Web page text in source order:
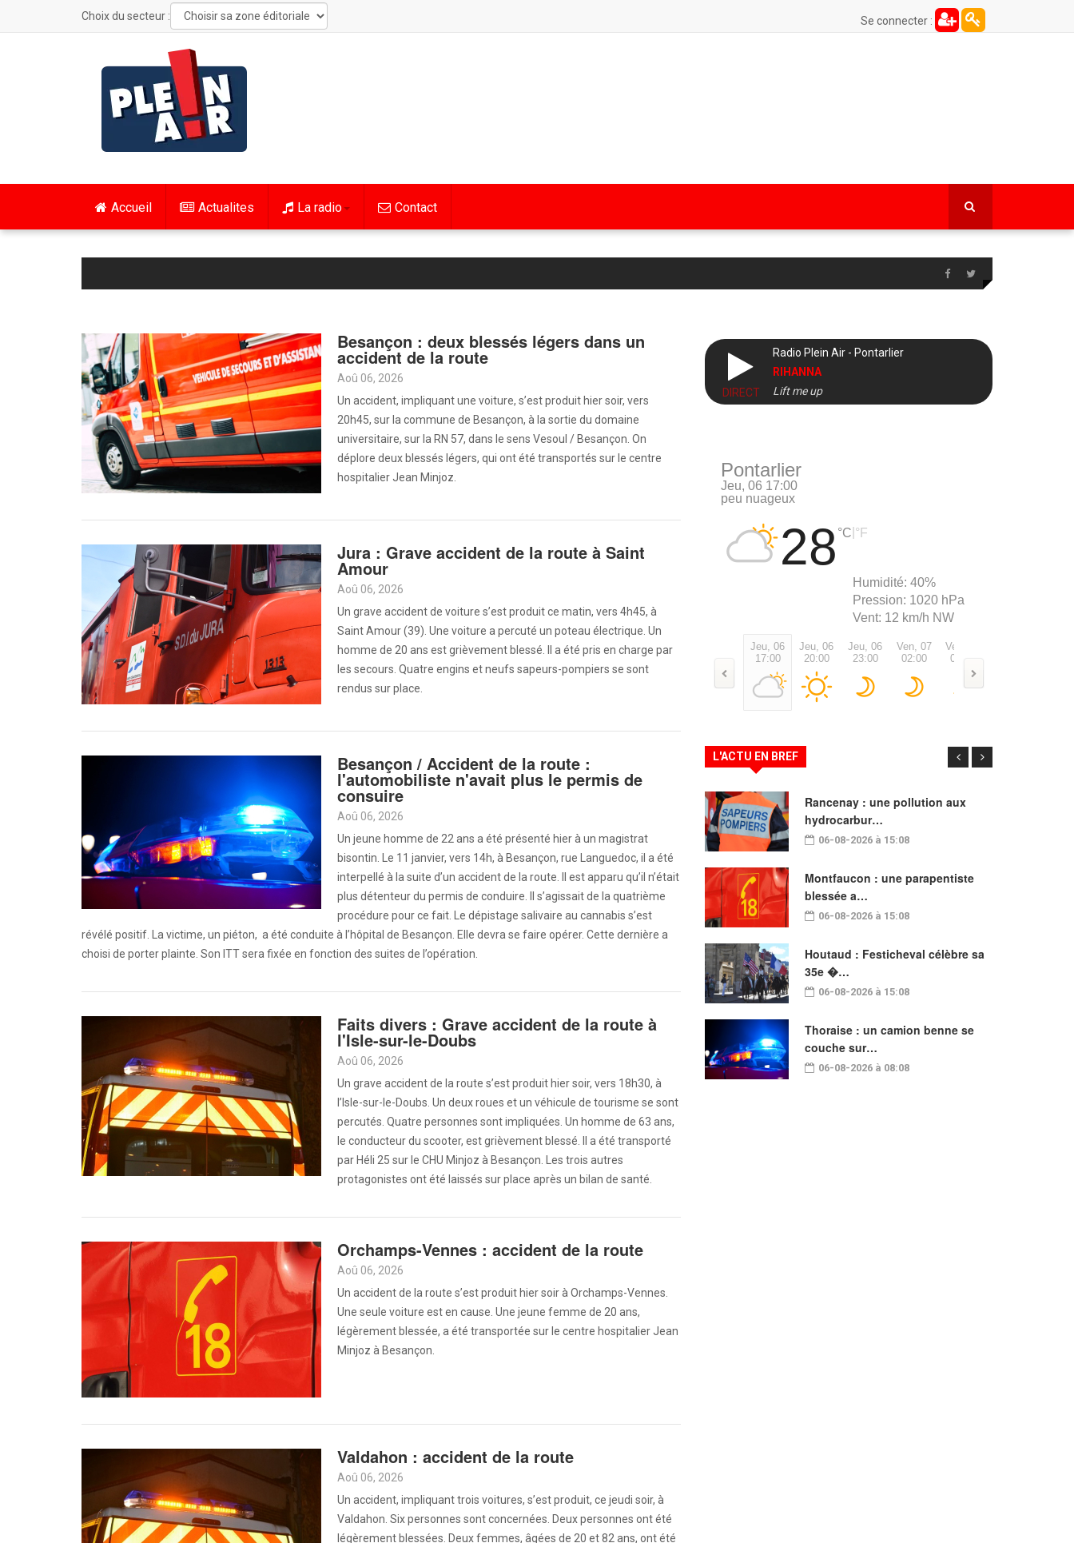
Choix du secteur : Se connecter :
Accueil Actualites La radio Contact
Besançon : deux blessés légers dans un
accident de la route
Aoû 06, 2026
Un accident, impliquant une voiture, s’est produit hier soir, vers
20h45, sur la commune de Besançon, à la sortie du domaine
universitaire, sur la RN 57, dans le sens Vesoul / Besançon. On
déplore deux blessés légers, qui ont été transportés sur le centre
hospitalier Jean Minjoz.
Jura : Grave accident de la route à Saint
Amour
Aoû 06, 2026
Un grave accident de voiture s’est produit ce matin, vers 4h45, à
Saint Amour (39). Une voiture a percuté un poteau électrique. Un
homme de 20 ans est grièvement blessé. Il a été pris en charge par
les secours. Quatre engins et neufs sapeurs-pompiers se sont
rendus sur place.
Besançon / Accident de la route :
l'automobiliste n'avait plus le permis de
consuire
Aoû 06, 2026
Un jeune homme de 22 ans a été présenté hier à un magistrat
bisontin. Le 11 janvier, vers 14h, à Besançon, rue Languedoc, il a été
interpellé à la suite d’un accident de la route. Il est apparu qu’il n’était
plus détenteur du permis de conduire. Il s’agissait de la quatrième
procédure pour ce fait. Le dépistage salivaire au cannabis s’est
révélé positif. La victime, un piéton, a été conduite à l’hôpital de Besançon. Elle devra se faire opérer. Cette dernière a
choisi de porter plainte. Son ITT sera fixée en fonction des suites de l’opération.
Faits divers : Grave accident de la route à
l'Isle-sur-le-Doubs
Aoû 06, 2026
Un grave accident de la route s’est produit hier soir, vers 18h30, à
l’Isle-sur-le-Doubs. Un deux roues et un véhicule de tourisme se sont
percutés. Quatre personnes sont impliquées. Un homme de 63 ans,
le conducteur du scooter, est grièvement blessé. Il a été transporté
par Héli 25 sur le CHU Minjoz à Besançon. Les trois autres
protagonistes ont été laissés sur place après un bilan de santé.
Orchamps-Vennes : accident de la route
Aoû 06, 2026
Un accident de la route s’est produit hier soir à Orchamps-Vennes.
Une seule voiture est en cause. Une jeune femme de 20 ans,
légèrement blessée, a été transportée sur le centre hospitalier Jean
Minjoz à Besançon.
Valdahon : accident de la route
Aoû 06, 2026
Un accident, impliquant trois voitures, s’est produit, ce jeudi soir, à
Valdahon. Six personnes sont concernées. Deux personnes ont été
légèrement blessées. Deux femmes, âgées de 20 et 82 ans, ont été
DIRECT
Radio Plein Air - Pontarlier
RIHANNA
Lift me up
Pontarlier
Jeu, 06 17:00
peu nuageux
28 °C °F
Humidité: 40%
Pression: 1020 hPa
Vent: 12 km/h NW
Jeu, 06
17:00
Jeu, 06
20:00
Jeu, 06
23:00
Ven, 07
02:00
Ven, 07
05:00
L'ACTU EN BREF
Rancenay : une pollution aux
hydrocarbur…
06-08-2026 à 15:08
Montfaucon : une parapentiste
blessée a…
06-08-2026 à 15:08
Houtaud : Festicheval célèbre sa
35e �…
06-08-2026 à 15:08
Thoraise : un camion benne se
couche sur…
06-08-2026 à 08:08